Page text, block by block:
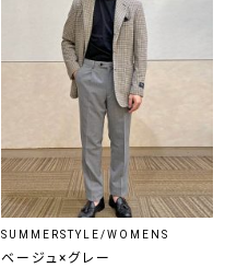
SUMMERSTYLE/WOMENS
ベージュ×グレー